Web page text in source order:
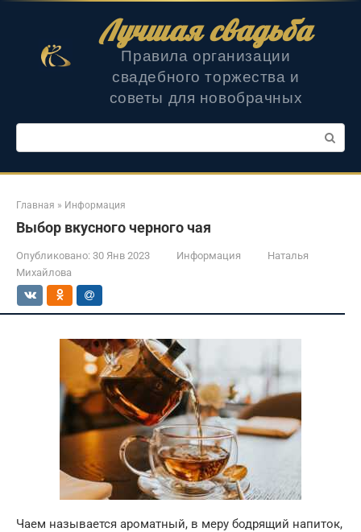
Лучшая свадьба
Правила организации
свадебного торжества и
советы для новобрачных
Поиск:
Главная » Информация
Выбор вкусного черного чая
Опубликовано: 30 Янв 2023 Информация
Наталья
Михайлова
Чаем называется ароматный, в меру бодрящий напиток,